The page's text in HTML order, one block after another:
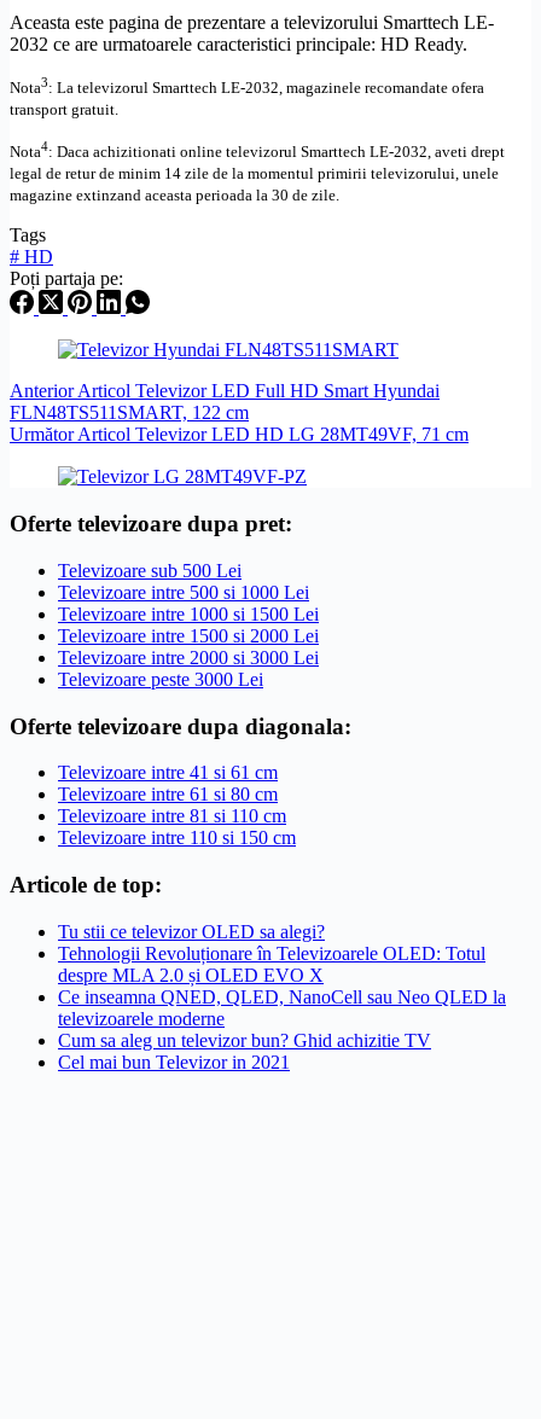
Aceasta este pagina de prezentare a televizorului Smarttech LE-
2032 ce are urmatoarele caracteristici principale: HD Ready.
Nota3: La televizorul Smarttech LE-2032, magazinele recomandate ofera
transport gratuit.
Nota4: Daca achizitionati online televizorul Smarttech LE-2032, aveti drept
legal de retur de minim 14 zile de la momentul primirii televizorului, unele
magazine extinzand aceasta perioada la 30 de zile.
Tags
# HD
Poți partaja pe:
AnteriorArticol Televizor LED Full HD Smart Hyundai
FLN48TS511SMART, 122 cm
UrmătorArticol Televizor LED HD LG 28MT49VF, 71 cm
Oferte televizoare dupa pret:
Televizoare sub 500 Lei
Televizoare intre 500 si 1000 Lei
Televizoare intre 1000 si 1500 Lei
Televizoare intre 1500 si 2000 Lei
Televizoare intre 2000 si 3000 Lei
Televizoare peste 3000 Lei
Oferte televizoare dupa diagonala:
Televizoare intre 41 si 61 cm
Televizoare intre 61 si 80 cm
Televizoare intre 81 si 110 cm
Televizoare intre 110 si 150 cm
Articole de top:
Tu stii ce televizor OLED sa alegi?
Tehnologii Revoluționare în Televizoarele OLED: Totul
despre MLA 2.0 și OLED EVO X
Ce inseamna QNED, QLED, NanoCell sau Neo QLED la
televizoarele moderne
Cum sa aleg un televizor bun? Ghid achizitie TV
Cel mai bun Televizor in 2021